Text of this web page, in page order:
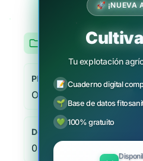
Plaga/Enfermedad
Oídio, oidiopsis, Leveillula
Dosis
0.15 - 0.2 %
🚀 ¡NUEVA
Tu explotación
📝 Cuaderno digital
🌱 Base de datos
💚 100% gratuito